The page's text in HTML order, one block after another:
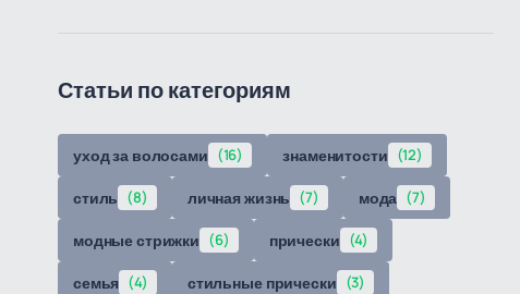
Статьи по категориям
уход за волосами (16) знаменитости (12)
стиль (8) личная жизнь (7) мода (7)
модные стрижки (6) прически (4)
семья (4) стильные прически (3)